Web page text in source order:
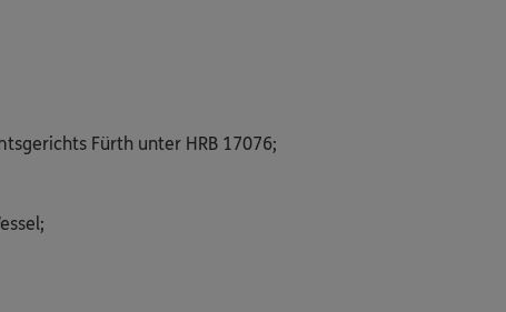
Fürth unter HRB 17076;